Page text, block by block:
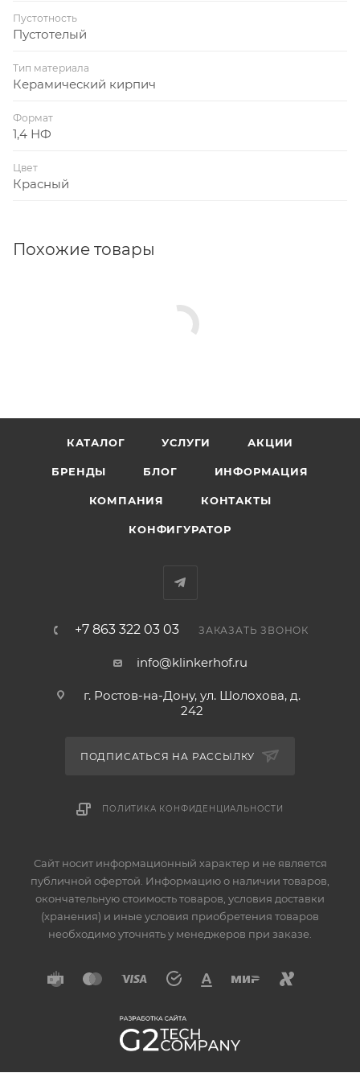
Пустотность
Пустотелый
Тип материала
Керамический кирпич
Формат
1,4 НФ
Цвет
Красный
Похожие товары
КАТАЛОГ УСЛУГИ АКЦИИ
БРЕНДЫ БЛОГ ИНФОРМАЦИЯ
КОМПАНИЯ КОНТАКТЫ
КОНФИГУРАТОР
+7 863 322 03 03 ЗАКАЗАТЬ ЗВОНОК
info@klinkerhof.ru
г. Ростов-на-Дону, ул. Шолохова, д.
242
ПОДПИСАТЬСЯ НА РАССЫЛКУ
ПОЛИТИКА КОНФИДЕНЦИАЛЬНОСТИ
Сайт носит информационный характер и не является
публичной офертой. Информацию о наличии товаров,
окончательную стоимость товаров, условия доставки
(хранения) и иные условия приобретения товаров
необходимо уточнять у менеджеров при заказе.